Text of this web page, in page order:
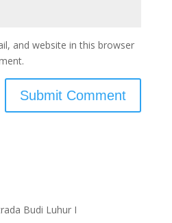
and website in this browser
Budi Luhur I